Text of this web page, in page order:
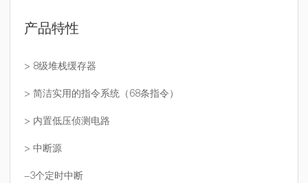
产品特性
> 8级堆栈缓存器
> 简洁实用的指令系统（68条指令）
> 内置低压侦测电路
> 中断源
-3个定时中断